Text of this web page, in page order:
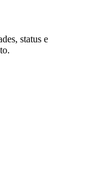
status e